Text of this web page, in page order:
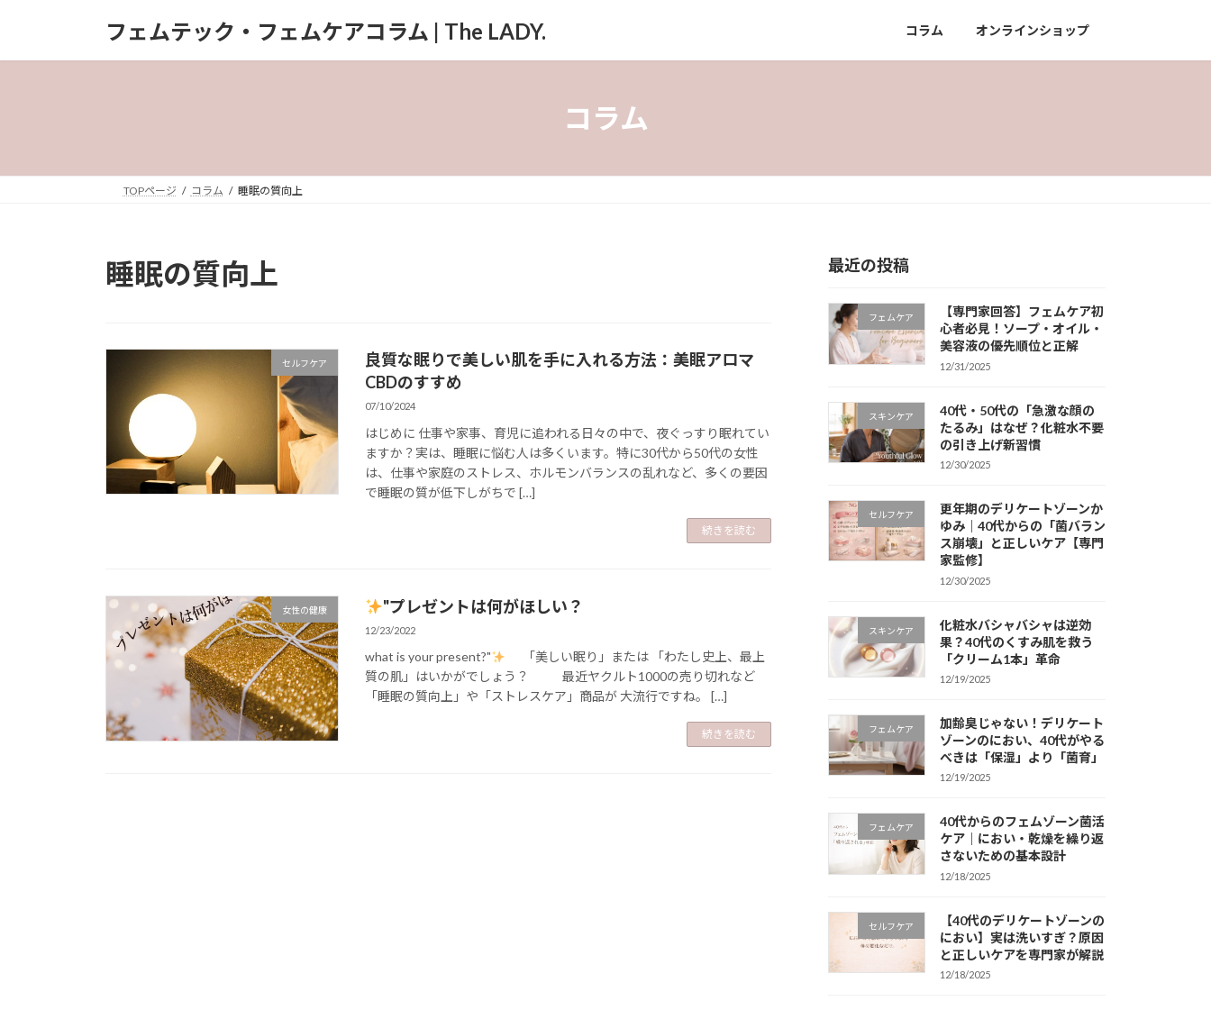
フェムテック・フェムケアコラム | The LADY. コラム オンラインショップ
コラム
TOPページ コラム 睡眠の質向上
睡眠の質向上
セルフケア
良質な眠りで美しい肌を手に入れる方法：美眠アロマ
CBDのすすめ
07/10/2024
はじめに 仕事や家事、育児に追われる日々の中で、夜ぐっすり眠れてい
ますか？実は、睡眠に悩む人は多くいます。特に30代から50代の女性
は、仕事や家庭のストレス、ホルモンバランスの乱れなど、多くの要因
で睡眠の質が低下しがちで […]
続きを読む
女性の健康 "プレゼントは何がほしい？
12/23/2022
what is your present?"
「美しい眠り」または 「わたし史上、最上
質の肌」はいかがでしょう？ 最近ヤクルト1000の売り切れなど
「睡眠の質向上」や「ストレスケア」商品が 大流行ですね。 […]
続きを読む
最近の投稿
フェムケア
【専門家回答】フェムケア初
心者必見！ソープ・オイル・
美容液の優先順位と正解
12/31/2025
スキンケア
40代・50代の「急激な顔の
たるみ」はなぜ？化粧水不要
の引き上げ新習慣
12/30/2025
セルフケア
更年期のデリケートゾーンか
ゆみ｜40代からの「菌バラン
ス崩壊」と正しいケア【専門
家監修】
12/30/2025
スキンケア
化粧水バシャバシャは逆効
果？40代のくすみ肌を救う
「クリーム1本」革命
12/19/2025
フェムケア
加齢臭じゃない！デリケート
ゾーンのにおい、40代がやる
べきは「保湿」より「菌育」
12/19/2025
フェムケア
40代からのフェムゾーン菌活
ケア｜におい・乾燥を繰り返
さないための基本設計
12/18/2025
セルフケア
【40代のデリケートゾーンの
におい】実は洗いすぎ？原因
と正しいケアを専門家が解説
12/18/2025